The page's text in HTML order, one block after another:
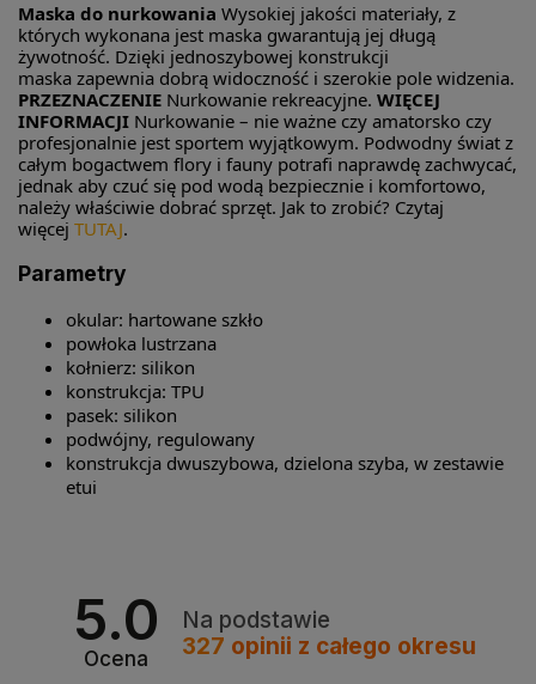
Maska do nurkowania Wysokiej jakości materiały, z
których wykonana jest maska gwarantują jej długą
żywotność. Dzięki jednoszybowej konstrukcji
maska zapewnia dobrą widoczność i szerokie pole widzenia.
PRZEZNACZENIE Nurkowanie rekreacyjne. WIĘCEJ
INFORMACJI Nurkowanie – nie ważne czy amatorsko czy
profesjonalnie jest sportem wyjątkowym. Podwodny świat z
całym bogactwem flory i fauny potrafi naprawdę zachwycać,
jednak aby czuć się pod wodą bezpiecznie i komfortowo,
należy właściwie dobrać sprzęt. Jak to zrobić? Czytaj
więcej TUTAJ.
Parametry
okular: hartowane szkło
powłoka lustrzana
kołnierz: silikon
konstrukcja: TPU
pasek: silikon
podwójny, regulowany
konstrukcja dwuszybowa, dzielona szyba, w zestawie
etui
5.0
Ocena
Na podstawie
327 opinii z całego okresu